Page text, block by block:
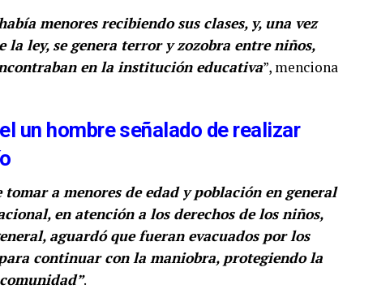
menores recibiendo sus clases, y, una vez
ley, se genera terror y zozobra entre niños,
en la institución educativa”, menciona
un hombre señalado de realizar
tomar a menores de edad y población en general
en atención a los derechos de los niños,
aguardó que fueran evacuados por los
continuar con la maniobra, protegiendo la
.